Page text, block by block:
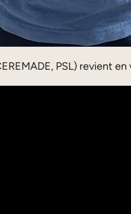
PSL) revient